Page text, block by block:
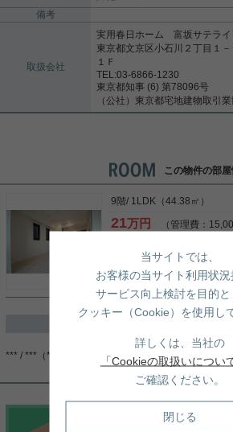
備考
取扱会社
実用春日ホーム 富坂サテライ
東京都文京区小石川２丁目１
１Ｆ
TEL:03-6866-1230
東京都知事 (6) 第78096号
（公社）東京都宅地建物取引
この物件の部屋
9階/ 1LDK（44.38㎡）
21万円 （管理費：
*** / ***（***）
当サイトでは、
お客様の当サイト利用状況
サービス向上検討を目的と
クッキー（Cookie）を使用し
詳しくは、当社の
「Cookieの取扱いについ
ご確認ください。
閉じる